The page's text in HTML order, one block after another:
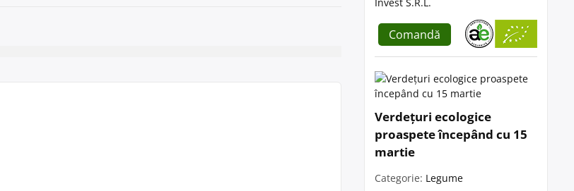
Comandă
Verdețuri ecologice
proaspete începând cu 15
martie
Categorie: Legume